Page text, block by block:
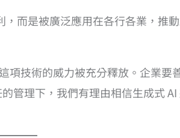
而是被廣泛應用在各行各業，推
項技術的威力被充分釋放。企業要
管理下，我們有理由相信生成式